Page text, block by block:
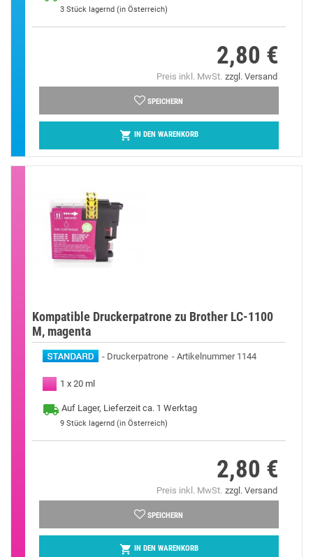
3 Stück lagernd (in Österreich)
2,80 €
Preis inkl. MwSt. zzgl. Versand
SPEICHERN
 IN DEN WARENKORB
Kompatible Druckerpatrone zu Brother LC-1100
M, magenta
Druckerpatrone Artikelnummer 1144
1 x 20 ml
Auf Lager, Lieferzeit ca. 1 Werktag
9 Stück lagernd (in Österreich)
2,80 €
Preis inkl. MwSt. zzgl. Versand
SPEICHERN
 IN DEN WARENKORB